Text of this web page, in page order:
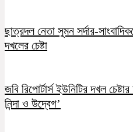
ছাত্রদল নেতা সুমন সর্দার-
দখলের চেষ্টা
জবি রিপোর্টার্স ইউনিটির দখল
নিন্দা ও উদ্বেগ’